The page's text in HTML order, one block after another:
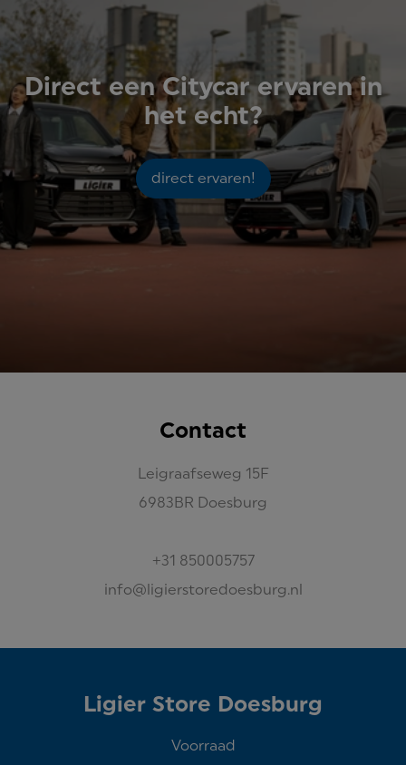
Direct een Citycar ervaren in
het echt?
direct ervaren!
Contact
Leigraafseweg 15F
6983BR Doesburg
+31 850005757
info@ligierstoredoesburg.nl
Ligier Store Doesburg
Voorraad